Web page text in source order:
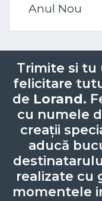
Anul Nou
Trimite si tu
felicitare
de Lorand.
cu numele
creații
aducă
realizate cu
momentele